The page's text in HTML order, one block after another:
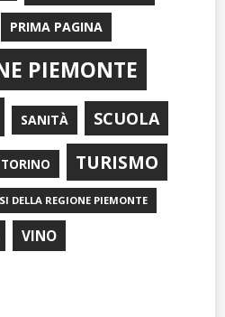
PRIMA PAGINA
PIEMONTE
SANITÀ SCUOLA
TORINO TURISMO
DELLA REGIONE PIEMONTE
VINO